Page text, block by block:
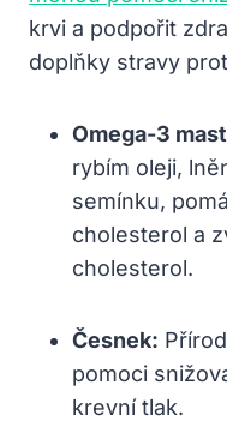
krvi a podpořit
doplňky stravy
Omega-3
rybím oleji,
semínku,
cholesterol a
cholesterol.
Česnek:
pomoci
krevní tlak.